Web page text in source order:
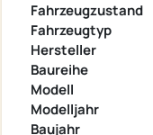
Fahrzeugzustand
Fahrzeugtyp
Hersteller
Baureihe
Modell
Modelljahr
Baujahr